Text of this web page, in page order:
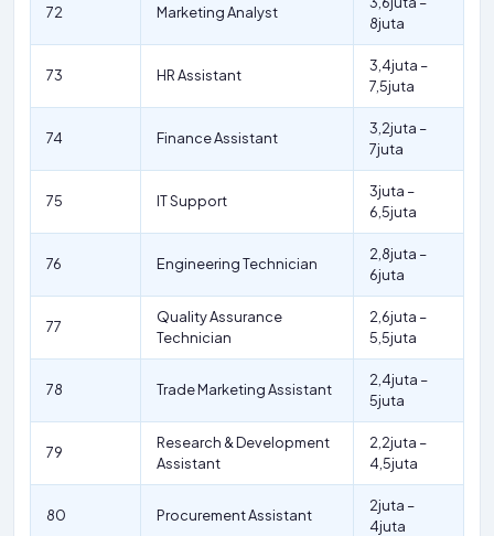
72 Marketing Analyst
8juta
73 HR Assistant
3,4juta –
7,5juta
74 Finance Assistant
3,2juta –
7juta
75 IT Support
3juta –
6,5juta
76 Engineering Technician
2,8juta –
6juta
77
Quality Assurance
Technician
2,6juta –
5,5juta
78 Trade Marketing Assistant
2,4juta –
5juta
79
Research & Development
Assistant
2,2juta –
4,5juta
80 Procurement Assistant
2juta –
4juta